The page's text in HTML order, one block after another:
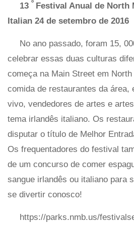
13 º Festival Anual de North
Italian 24 de setembro de 2016
No ano passado, foram 15,
celebrar essas duas culturas
começa na Main Street em
comida de restaurantes da área,
vivo, vendedores de artes e
tema irlandês italiano. Os
disputar o título de Melhor
Os frequentadores do festival
de um concurso de comer
sangue irlandês ou italiano para
se divertir conosco!
https://parks.nmb.us/